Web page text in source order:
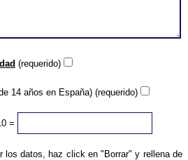
(requerido)
14 años en España) (requerido)
=
los datos, haz click en "Borrar" y rellena de